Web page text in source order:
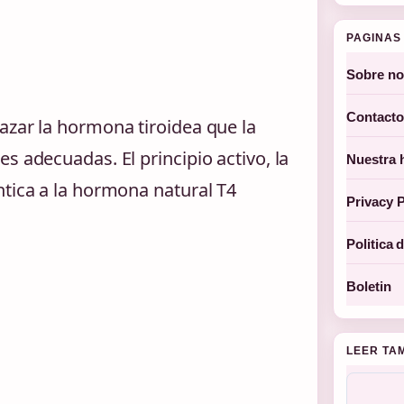
la hormona tiroidea que la
adecuadas. El principio activo, la
a la hormona natural T4
Sobre
Contacto
Nuestra
Privacy
Politica
Boletin
LEER